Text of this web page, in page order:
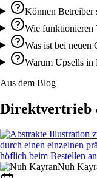
Können Betreiber
Wie funktionieren
Was ist bei neuen
Warum Upsells in
Aus dem Blog
Direktvertrieb
Nuh